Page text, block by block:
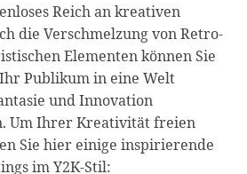
Reich an kreativen
die Verschmelzung von Retro-
Elementen können Sie
Publikum in eine Welt
und Innovation
Um Ihrer Kreativität freien
Sie hier einige inspirierende
im Y2K-Stil: